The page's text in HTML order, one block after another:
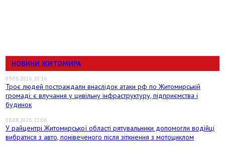
НОВИНИ ЖИТОМИРА
09.08.2026, 10:16
Троє людей постраждали внаслідок атаки рф по Житомирській
громаді: є влучання у цивільну інфраструктуру, підприємства і
будинок
08.08.2026, 22:06
У райцентрі Житомирської області рятувальники допомогли водійці
вибратися з авто, понівеченого після зіткнення з мотоциклом